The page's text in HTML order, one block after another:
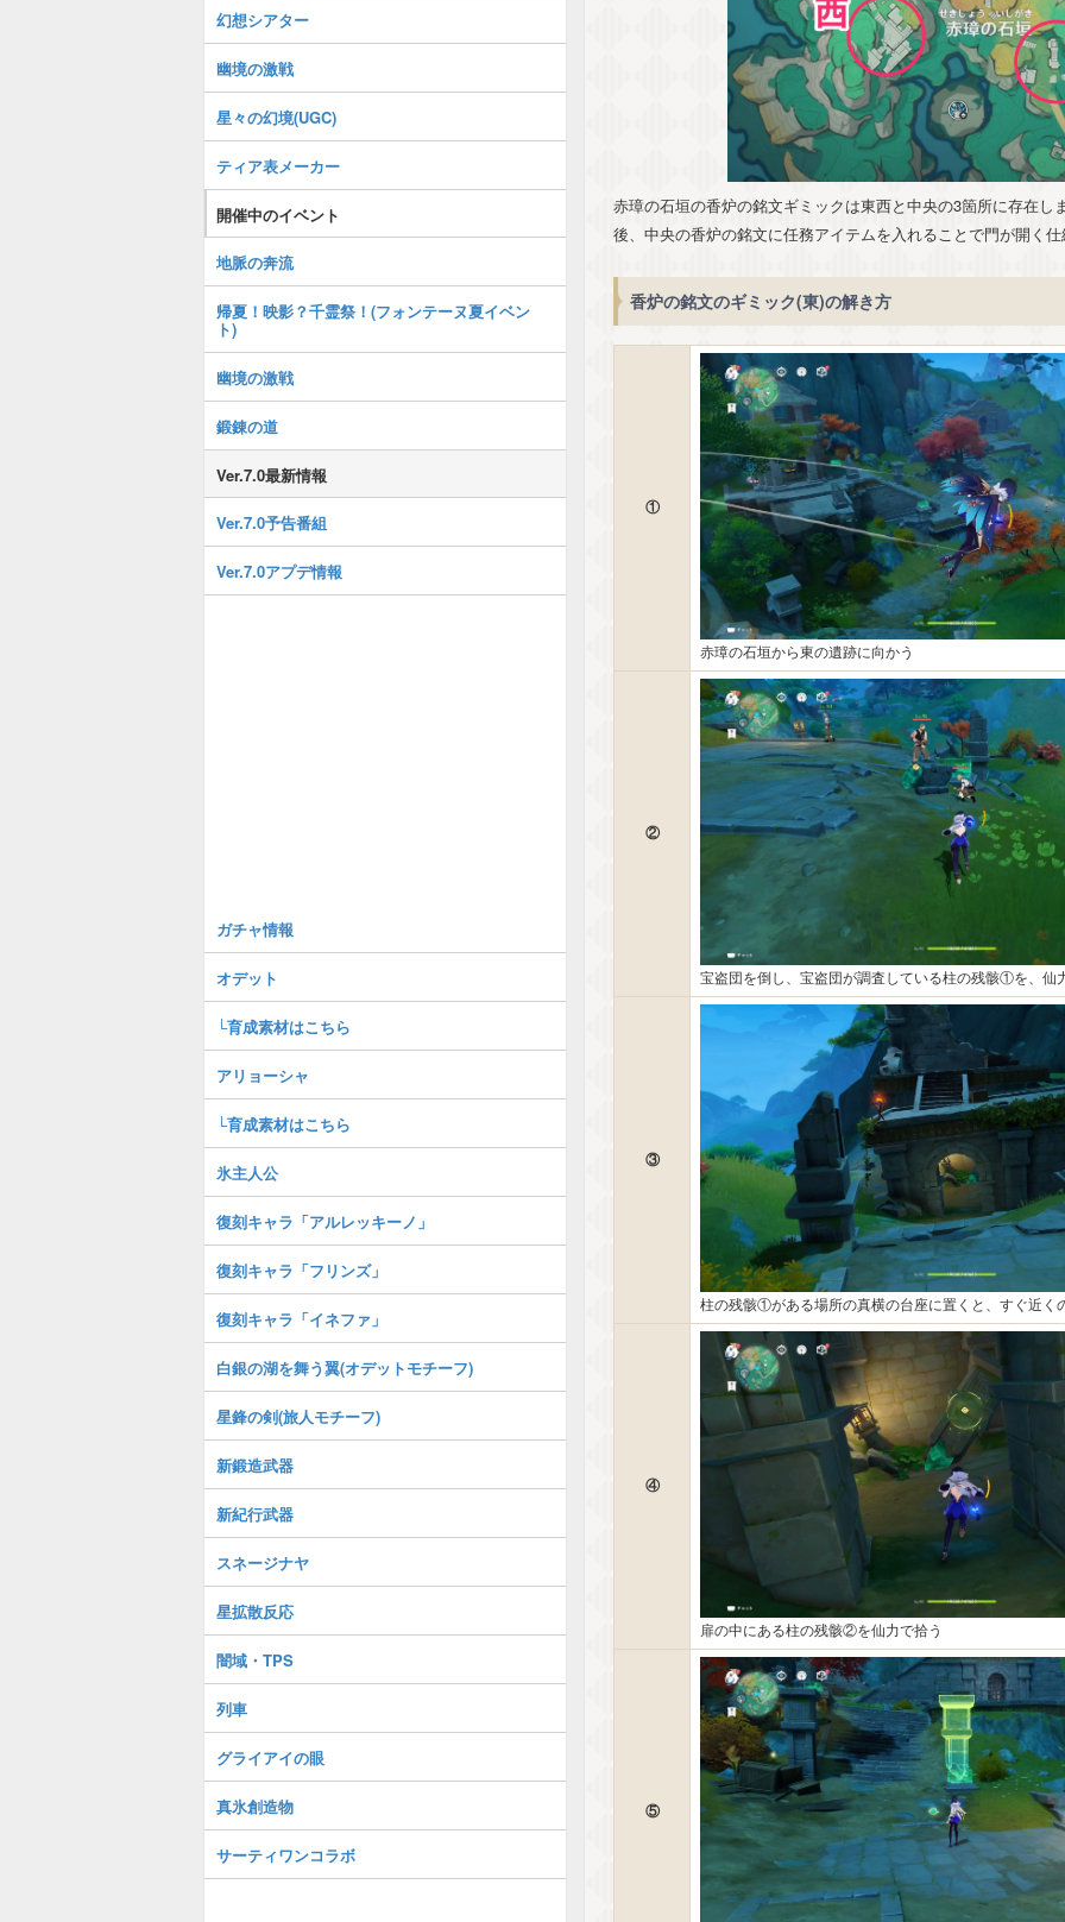
赤璋の石垣の香炉の銘文ギミックは東西と中央の3箇所に存在
後、中央の香炉の銘文に任務アイテムを入れることで門が開く
香炉の銘文のギミック(東)の解き方
①
赤璋の石垣から東の遺跡に向かう
②
宝盗団を倒し、宝盗団が調査している柱の残骸①を、仙
③
柱の残骸①がある場所の真横の台座に置くと、すぐ近く
④
扉の中にある柱の残骸②を仙力で拾う
⑤
幻想シアター
幽境の激戦
星々の幻境(UGC)
ティア表メーカー
開催中のイベント
地脈の奔流
帰夏！映影？千霊祭！(フォンテーヌ夏イベン
ト)
幽境の激戦
鍛錬の道
Ver.7.0最新情報
Ver.7.0予告番組
Ver.7.0アプデ情報
ガチャ情報
オデット
└育成素材はこちら
アリョーシャ
└育成素材はこちら
氷主人公
復刻キャラ「アルレッキーノ」
復刻キャラ「フリンズ」
復刻キャラ「イネファ」
白銀の湖を舞う翼(オデットモチーフ)
星鋒の剣(旅人モチーフ)
新鍛造武器
新紀行武器
スネージナヤ
星拡散反応
闇域・TPS
列車
グライアイの眼
真氷創造物
サーティワンコラボ